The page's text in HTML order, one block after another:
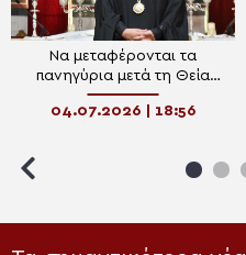
Να μεταφέρονται τα
πανηγύρια μετά τη Θεία
Λειτουργία ζητά ο Τρίκκης
Χρυσόστομος
04.07.2026 | 18:56